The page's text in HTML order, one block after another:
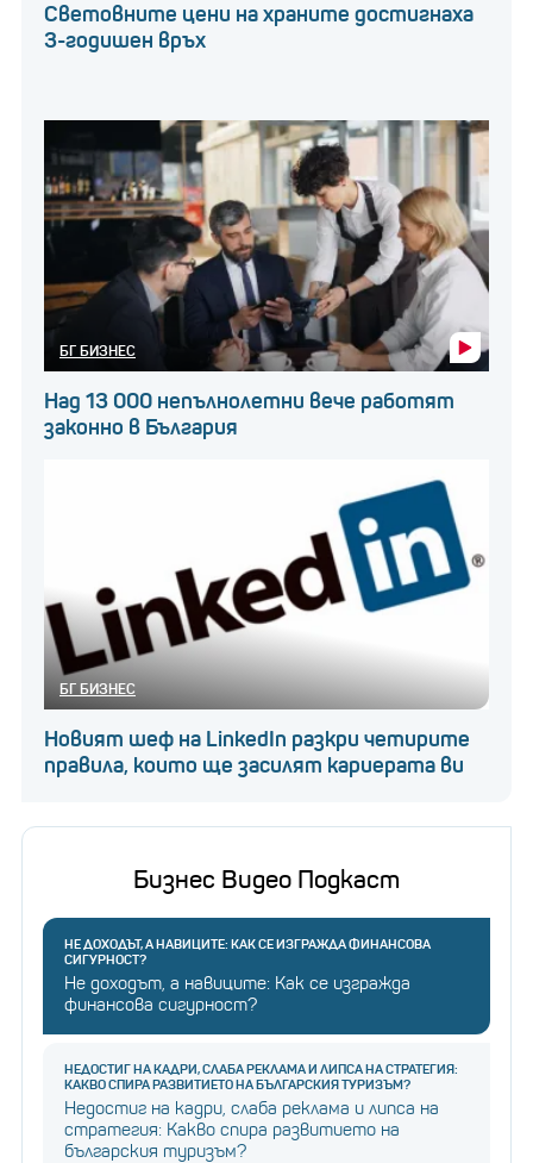
Световните цени на храните достигнаха
3-годишен връх
БГ БИЗНЕС
Над 13 000 непълнолетни вече работят
законно в България
БГ БИЗНЕС
Новият шеф на LinkedIn разкри четирите
правила, които ще засилят кариерата ви
Бизнес Видео Подкаст
НЕ ДОХОДЪТ, А НАВИЦИТЕ: КАК СЕ ИЗГРАЖДА ФИНАНСОВА
СИГУРНОСТ?
Не доходът, а навиците: Как се изгражда
финансова сигурност?
НЕДОСТИГ НА КАДРИ, СЛАБА РЕКЛАМА И ЛИПСА НА СТРАТЕГИЯ:
КАКВО СПИРА РАЗВИТИЕТО НА БЪЛГАРСКИЯ ТУРИЗЪМ?
Недостиг на кадри, слаба реклама и липса на
стратегия: Какво спира развитието на
българския туризъм?